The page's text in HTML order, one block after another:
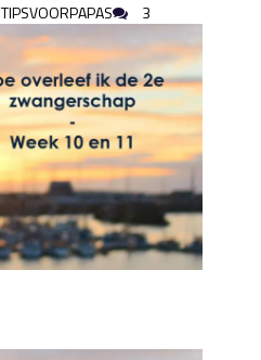
TIPSVOORPAPAS 3